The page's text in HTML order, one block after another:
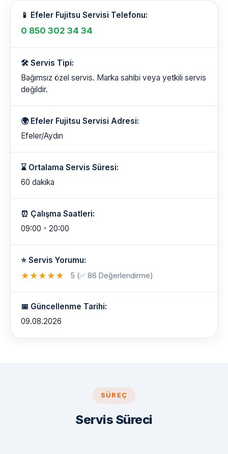
📱 Efeler Fujitsu Servisi Telefonu:
0 850 302 34 34
🛠️ Servis Tipi:
Bağımsız özel servis. Marka sahibi veya yetkili servis
değildir.
🌍 Efeler Fujitsu Servisi Adresi:
Efeler/Aydın
⌛ Ortalama Servis Süresi:
60 dakika
⏰ Çalışma Saatleri:
09:00 - 20:00
⭐ Servis Yorumu:
★ ★ ★ ★ ★ 5 (✅ 86 Değerlendirme)
📅 Güncellenme Tarihi:
09.08.2026
SÜREÇ
Servis Süreci